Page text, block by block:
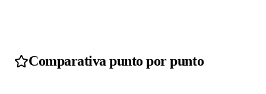
Comparativa punto por punto